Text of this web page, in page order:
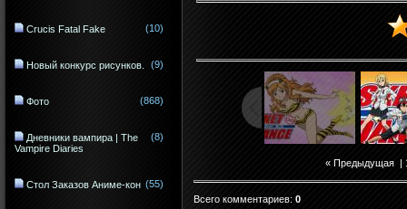
Crucis Fatal Fake (10)
Новый конкурс рисунков. (9)
Фото (868)
Дневники вампира | The
Vampire Diaries
(8)
Стол Заказов Аниме-кон (55)
« Предыдущая |
Всего комментариев: 0